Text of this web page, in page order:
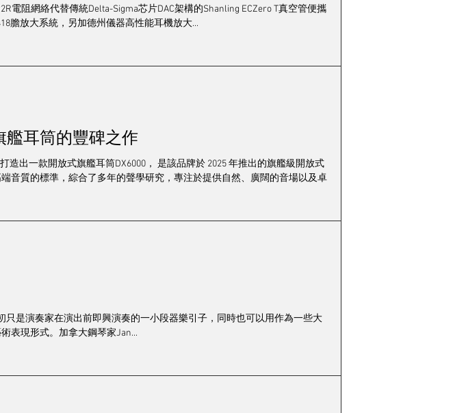
電阻網絡代替傳統Delta-Sigma芯片DAC架構的Shanling ECZero T真空管便攜
膽放大系統，另加德州儀器高性能耳機放大...
艦耳筒的豐碑之作
造出一款開放式旗艦耳筒DX6000， 是該品牌於 2025 年推出的旗艦級開放式
音質的標準，綜合了多年的聲學研究，專注於提供自然、廣闊的音場以及卓
初只是演奏家在演出前即興演奏的一小段器樂引子，同時也可以用作為一些大
表現形式。加拿大鋼琴家Jan...